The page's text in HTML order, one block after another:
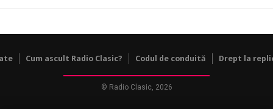
Cum ascult Radio Clasic? Codul de conduită Drept la
© Radio Clasic, 2026